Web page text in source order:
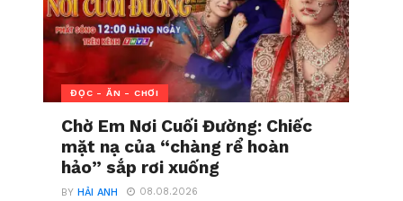
ĐỌC - ĂN - CHƠI
Chờ Em Nơi Cuối Đường: Chiếc
mặt nạ của “chàng rể hoàn
hảo” sắp rơi xuống
BYHẢI ANH 08.08.2026